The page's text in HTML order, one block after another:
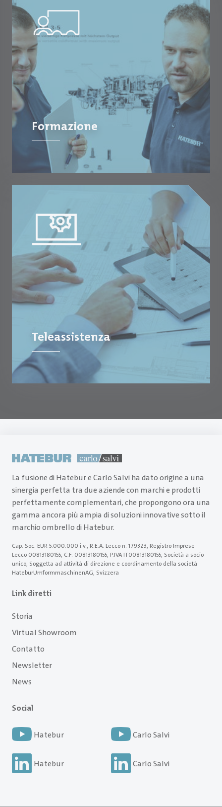
Formazione
Teleassistenza
La fusione di Hatebur e Carlo Salvi ha dato origine a una
sinergia perfetta tra due aziende con marchi e prodotti
perfettamente complementari, che propongono ora una
gamma ancora più ampia di soluzioni innovative sotto il
marchio ombrello di Hatebur.
Cap. Soc. EUR 5.000.000 i.v., R.E.A. Lecco n. 179323, Registro Imprese
Lecco 00813180155, C.F. 00813180155, P.IVA IT00813180155, Società a socio
unico, Soggetta ad attività di direzione e coordinamento della società
HateburUmformmaschinenAG, Svizzera
Link diretti
Storia
Virtual Showroom
Contatto
Newsletter
News
Social
Hatebur Carlo Salvi
Hatebur Carlo Salvi